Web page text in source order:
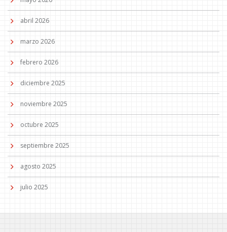
abril 2026
marzo 2026
febrero 2026
diciembre 2025
noviembre 2025
octubre 2025
septiembre 2025
agosto 2025
julio 2025